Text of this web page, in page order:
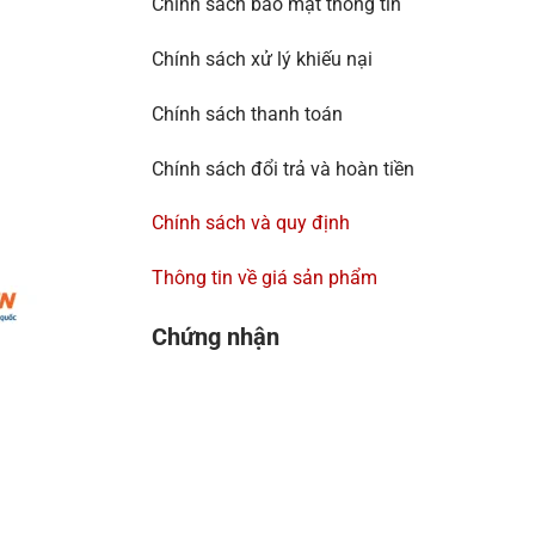
Chính sách xử lý khiếu nại
Chính sách thanh toán
Chính sách đổi trả và hoàn tiền
Chính sách và quy định
Thông tin về giá sản phẩm
Chứng nhận